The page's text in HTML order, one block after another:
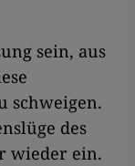
sein, aus
schweigen.
des
wieder ein.